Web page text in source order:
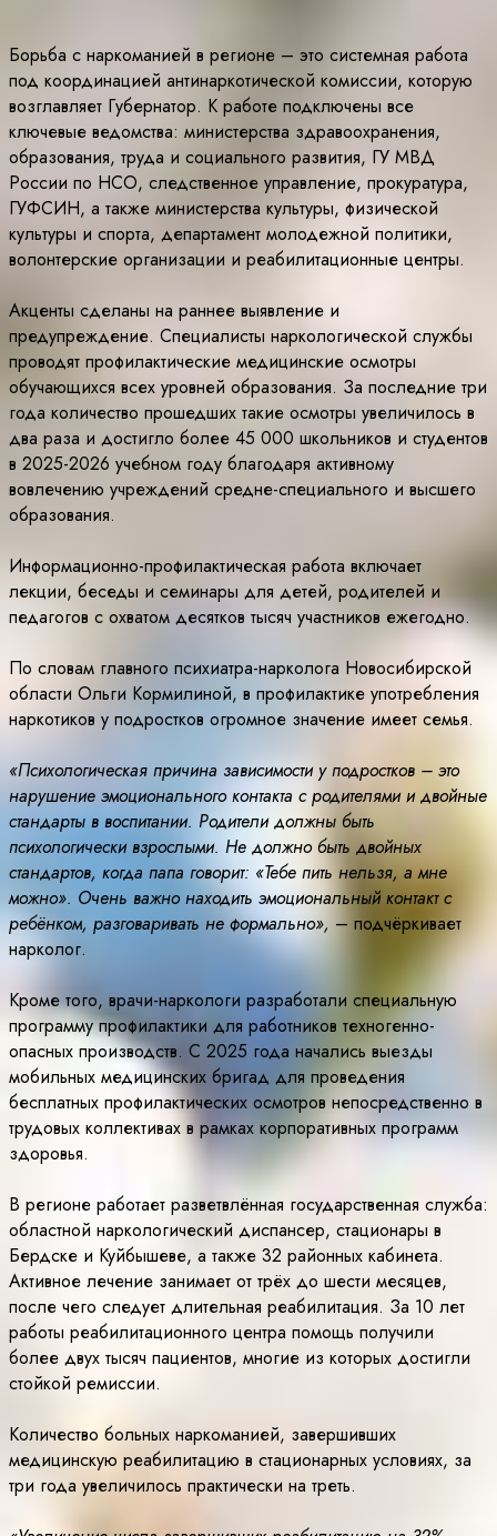
Борьба с наркоманией в регионе – это системная работа
под координацией антинаркотической комиссии, которую
возглавляет Губернатор. К работе подключены все
ключевые ведомства: министерства здравоохранения,
образования, труда и социального развития, ГУ МВД
России по НСО, следственное управление, прокуратура,
ГУФСИН, а также министерства культуры, физической
культуры и спорта, департамент молодежной политики,
волонтерские организации и реабилитационные центры.
Акценты сделаны на раннее выявление и
предупреждение. Специалисты наркологической службы
проводят профилактические медицинские осмотры
обучающихся всех уровней образования. За последние три
года количество прошедших такие осмотры увеличилось в
два раза и достигло более 45 000 школьников и студентов
в 2025-2026 учебном году благодаря активному
вовлечению учреждений средне-специального и высшего
образования.
Информационно-профилактическая работа включает
лекции, беседы и семинары для детей, родителей и
педагогов с охватом десятков тысяч участников ежегодно.
По словам главного психиатра-нарколога Новосибирской
области Ольги Кормилиной, в профилактике употребления
наркотиков у подростков огромное значение имеет семья.
«Психологическая причина зависимости у подростков – это
нарушение эмоционального контакта с родителями и двойные
стандарты в воспитании. Родители должны быть
психологически взрослыми. Не должно быть двойных
стандартов, когда папа говорит: «Тебе пить нельзя, а мне
можно». Очень важно находить эмоциональный контакт с
ребёнком, разговаривать не формально», – подчёркивает
нарколог.
Кроме того, врачи-наркологи разработали специальную
программу профилактики для работников техногенно-
опасных производств. С 2025 года начались выезды
мобильных медицинских бригад для проведения
бесплатных профилактических осмотров непосредственно в
трудовых коллективах в рамках корпоративных программ
здоровья.
В регионе работает разветвлённая государственная служба:
областной наркологический диспансер, стационары в
Бердске и Куйбышеве, а также 32 районных кабинета.
Активное лечение занимает от трёх до шести месяцев,
после чего следует длительная реабилитация. За 10 лет
работы реабилитационного центра помощь получили
более двух тысяч пациентов, многие из которых достигли
стойкой ремиссии.
Количество больных наркоманией, завершивших
медицинскую реабилитацию в стационарных условиях, за
три года увеличилось практически на треть.